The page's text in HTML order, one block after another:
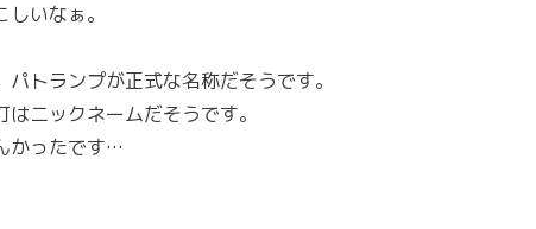
しいなぁ。
パトランプが正式な名称だそうです。
はニックネームだそうです。
かったです…